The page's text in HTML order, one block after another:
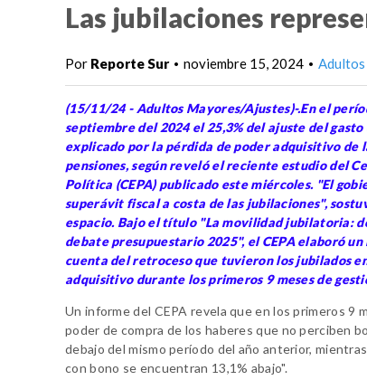
Las jubilaciones
Por Reporte Sur • noviembre 15, 2024 •
(15/11/24 - Adultos Mayores/Ajustes)-.En el
septiembre del 2024 el 25,3% del ajuste del
explicado por la pérdida de poder adquisitivo de
pensiones, según reveló el reciente estudio del
Política (CEPA) publicado este miércoles. "El
superávit fiscal a costa de las jubilaciones",
espacio. Bajo el título "La movilidad jubilatoria:
debate presupuestario 2025", el CEPA elaboró
cuenta del retroceso que tuvieron los jubilados
adquisitivo durante los primeros 9 meses de
Un informe del CEPA revela que en los primeros 9
poder de compra de los haberes que no perciben
debajo del mismo período del año anterior,
con bono se encuentran 13,1% abajo".